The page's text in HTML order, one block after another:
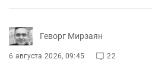
Геворг Мирзаян
6 августа 2026, 09:45 22